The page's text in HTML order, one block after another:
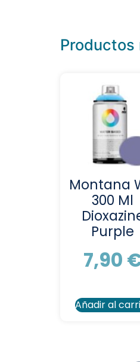
Productos
Montana
300 Ml
Purple
7,90
Añadir al